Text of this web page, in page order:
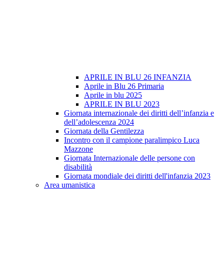
APRILE IN BLU 26 INFANZIA
Aprile in Blu 26 Primaria
Aprile in blu 2025
APRILE IN BLU 2023
Giornata internazionale dei diritti dell’infanzia e
dell’adolescenza 2024
Giornata della Gentilezza
Incontro con il campione paralimpico Luca
Mazzone
Giornata Internazionale delle persone con
disabilità
Giornata mondiale dei diritti dell'infanzia 2023
Area umanistica